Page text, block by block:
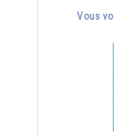
Vous